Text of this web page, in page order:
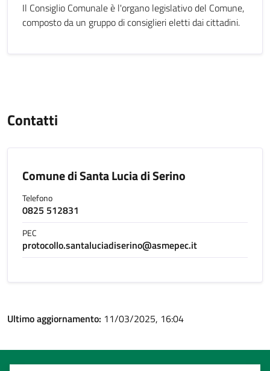
Il Consiglio Comunale è l'organo legislativo del Comune,
composto da un gruppo di consiglieri eletti dai cittadini.
Contatti
Comune di Santa Lucia di Serino
Telefono
0825 512831
PEC
protocollo.santaluciadiserino@asmepec.it
Ultimo aggiornamento: 11/03/2025, 16:04